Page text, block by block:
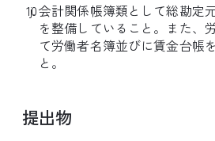
会計関係帳簿類として総勘定
を整備していること。また、
て労働者名簿並びに賃金台帳
と。
提出物